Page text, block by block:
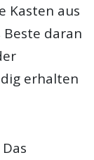
Kasten aus
daran
erhalten